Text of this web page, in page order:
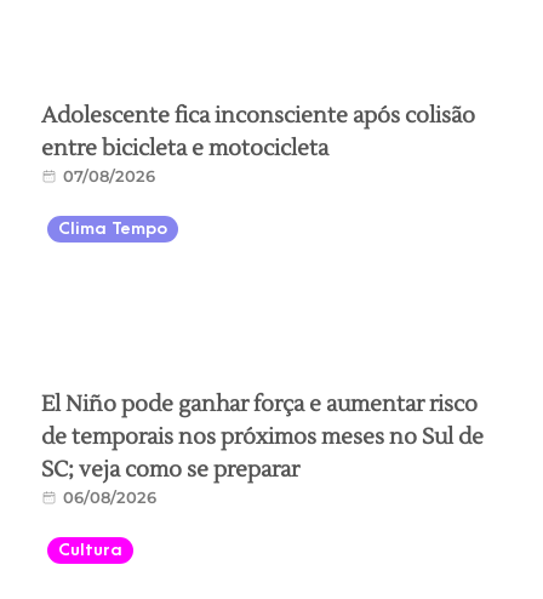
Adolescente fica inconsciente após colisão
entre bicicleta e motocicleta
07/08/2026
Clima Tempo
El Niño pode ganhar força e aumentar risco
de temporais nos próximos meses no Sul de
SC; veja como se preparar
06/08/2026
Cultura